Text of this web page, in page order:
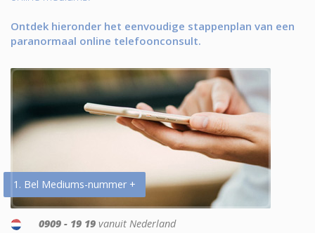
Ontdek hieronder het eenvoudige stappenplan van een
paranormaal online telefoonconsult.
1. Bel Mediums-nummer +
0909 - 19 19 vanuit Nederland